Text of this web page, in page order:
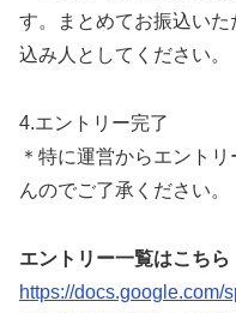
す。まとめてお振込い
込み人としてください。
4.エントリー完了
＊特に運営からエント
んのでご了承ください。
エントリー一覧はこちら
https://docs.google.com/